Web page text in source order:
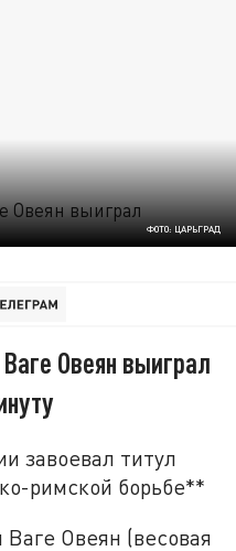
ФОТО: ЦАРЬГРАД
Овеян выиграл
завоевал титул
римской борьбе**
Овеян (весовая